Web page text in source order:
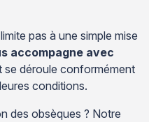
pas à une simple mise
accompagne avec
se déroule conformément
conditions.
des obsèques ? Notre